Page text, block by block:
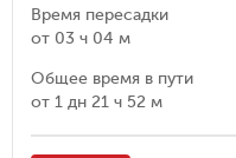
Время пересадки
от 03 ч 04 м
Общее время в пути
от 1 дн 21 ч 52 м